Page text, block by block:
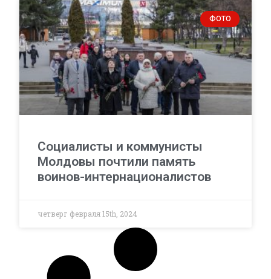
ФОТО
Социалисты и коммунисты
Молдовы почтили память
воинов-интернационалистов
четверг февраля 15th, 2024